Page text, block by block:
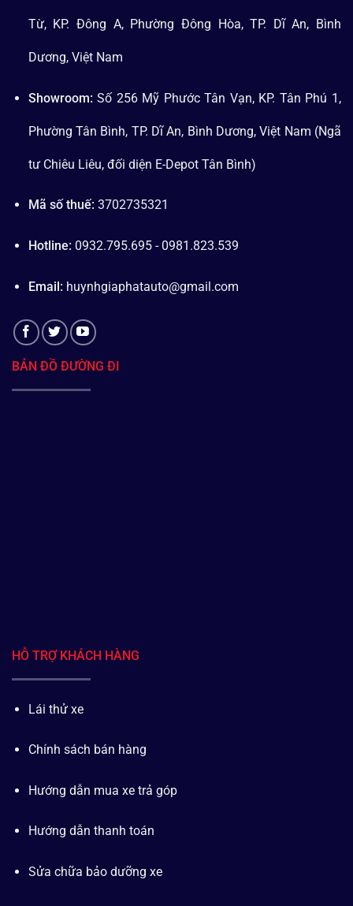
Từ, KP. Đông A, Phường Đông Hòa, TP. Dĩ An, Bình
Dương, Việt Nam
Showroom: Số 256 Mỹ Phước Tân Vạn, KP. Tân Phú 1,
Phường Tân Bình, TP. Dĩ An, Bình Dương, Việt Nam (Ngã
tư Chiêu Liêu, đối diện E-Depot Tân Bình)
Mã số thuế: 3702735321
Hotline: 0932.795.695 - 0981.823.539
Email: huynhgiaphatauto@gmail.com
BẢN ĐỒ ĐƯỜNG ĐI
HỖ TRỢ KHÁCH HÀNG
Lái thử xe
Chính sách bán hàng
Hướng dẫn mua xe trả góp
Hướng dẫn thanh toán
Sửa chữa bảo dưỡng xe